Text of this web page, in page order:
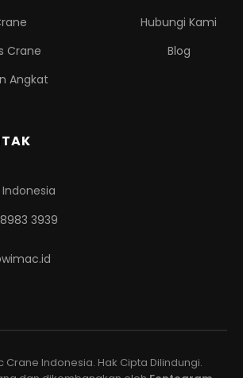
Crane
Angkat
Hubungi Kami
Blog
3939
Crane Indonesia. Hak Cipta Dilindungi.